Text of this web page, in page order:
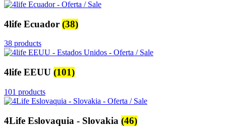
4life Ecuador (38)
38 products
4life EEUU (101)
101 products
4Life Eslovaquia - Slovakia (46)